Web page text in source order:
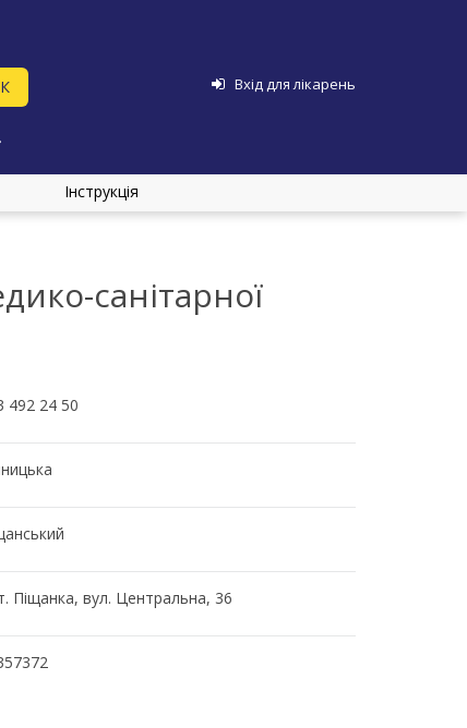
Вхід для лікарень
Інструкція
санітарної
492 24 50
Піщанка, вул. Центральна, 36